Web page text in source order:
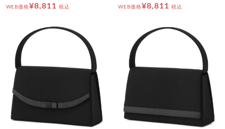
WEB価格¥8,811 税込 WEB価格¥8,811 税込